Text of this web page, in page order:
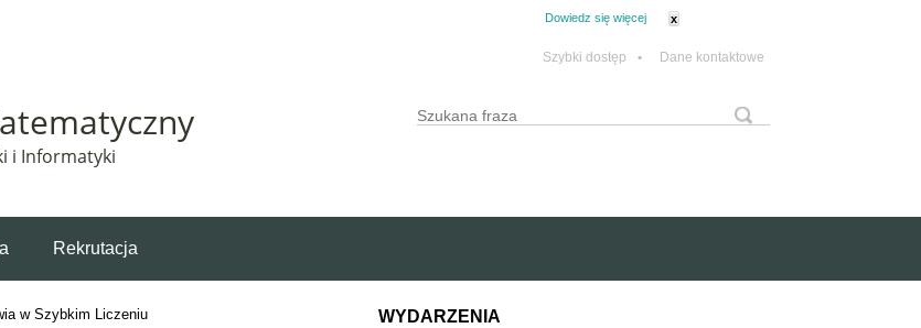
Dowiedz się więcej x
Szybki dostęp • Dane kontaktowe
i Informatyki
Formularz wyszukiwania
Wyszukaj
Rekrutacja
w Szybkim Liczeniu WYDARZENIA